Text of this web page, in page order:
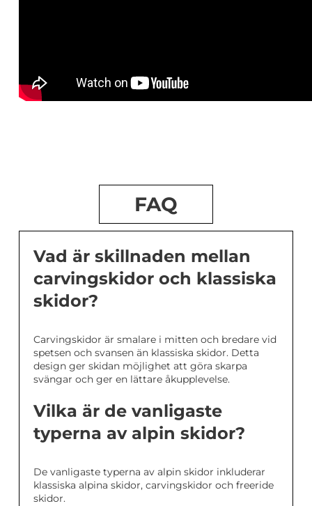
FAQ
Vad är skillnaden mellan
carvingskidor och klassiska
skidor?
Carvingskidor är smalare i mitten och bredare vid
spetsen och svansen än klassiska skidor. Detta
design ger skidan möjlighet att göra skarpa
svängar och ger en lättare åkupplevelse.
Vilka är de vanligaste
typerna av alpin skidor?
De vanligaste typerna av alpin skidor inkluderar
klassiska alpina skidor, carvingskidor och freeride
skidor.